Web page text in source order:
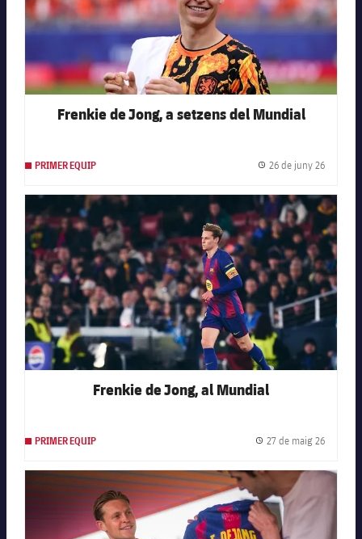
Frenkie de Jong, a setzens del Mundial
PRIMER EQUIP Data de
26 de juny 26
FC Barcelona club badge
Frenkie de Jong, al Mundial
PRIMER EQUIP Data de
27 de maig 26
FC Barcelona club badge